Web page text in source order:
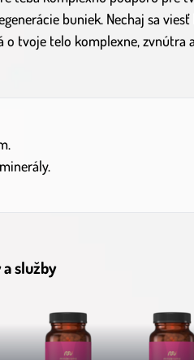
buniek. Nechaj sa
tvoje telo komplexne, zvnútra
služby